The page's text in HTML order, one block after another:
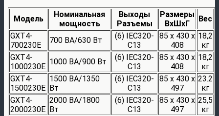
Модель
Номинальная
мощность
Выходы
Разъемы
Размеры
ВxШxГ
Вес
GXT4-
700230E
700 ВА/630 Вт
(6) IEC320-
C13
85 x 430 x
408
18,2
кг
GXT4-
1000230E
1000 ВА/900 Вт
(6) IEC320-
C13
85 x 430 x
408
18,2
кг
GXT4-
1500230E
1500 ВА/1350
Вт
(6) IEC320-
C13
85 x 430 x
497
23.2
кг
GXT4-
2000230E
2000 ВА/1800
Вт
(6) IEC320-
C13
85 x 430 x
497
25,5
кг